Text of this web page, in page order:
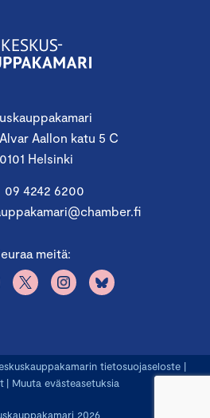
Aallon katu 5 C
Helsinki
09 4242 6200
meitä:
2026
tietosuojaseloste |
| Muuta evästeasetuksia